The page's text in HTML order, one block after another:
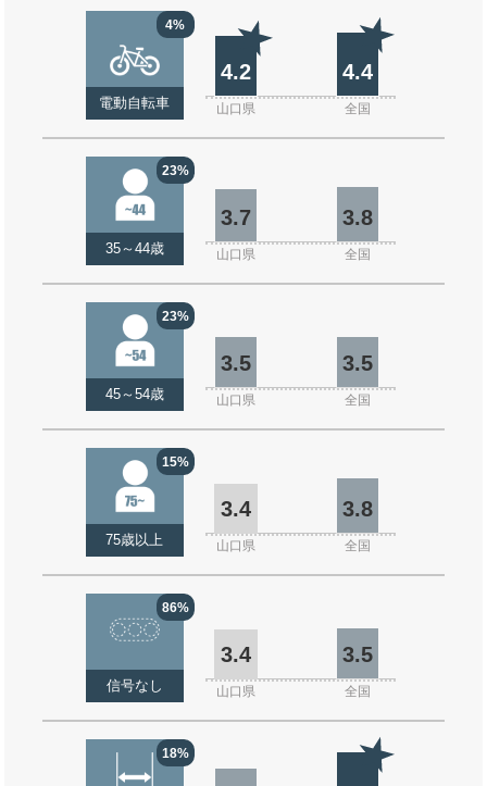
4%
電動自転車
4.2 4.4
山口県 全国
23%
35～44歳
3.7 3.8
山口県 全国
23%
45～54歳
3.5 3.5
山口県 全国
15%
75歳以上
3.4 3.8
山口県 全国
86%
信号なし
3.4 3.5
山口県 全国
18%